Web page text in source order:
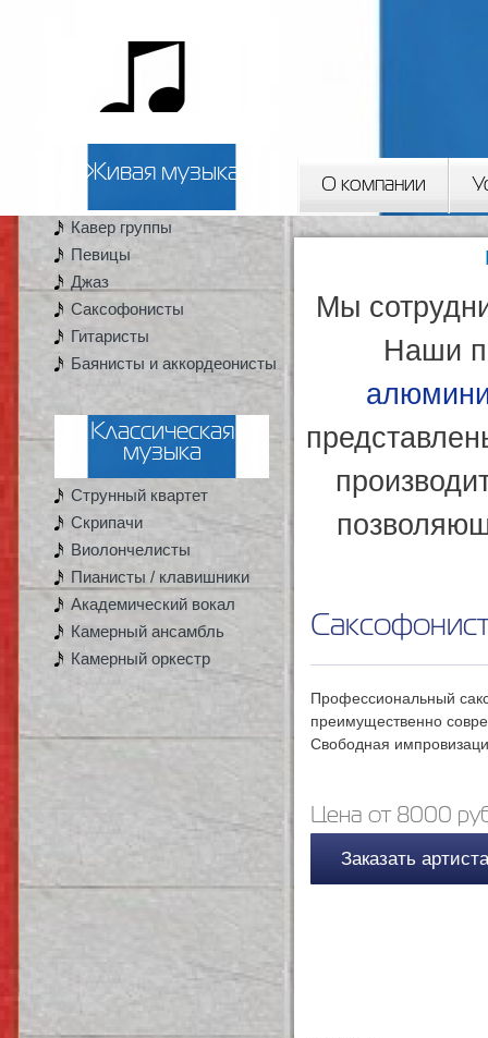
О компании
Вы здесь
Живая музыка
Кавер группы
Певицы
Джаз
Саксофонисты
Гитаристы
Баянисты и аккордеонисты
Классическая
музыка
Струнный квартет
Скрипачи
Виолончелисты
Пианисты / клавишники
Академический вокал
Камерный ансамбль
Камерный оркестр
Мы
Наши
Профессиональный
преимущественно
Свободная
Цена от 8000
Заказать артиста